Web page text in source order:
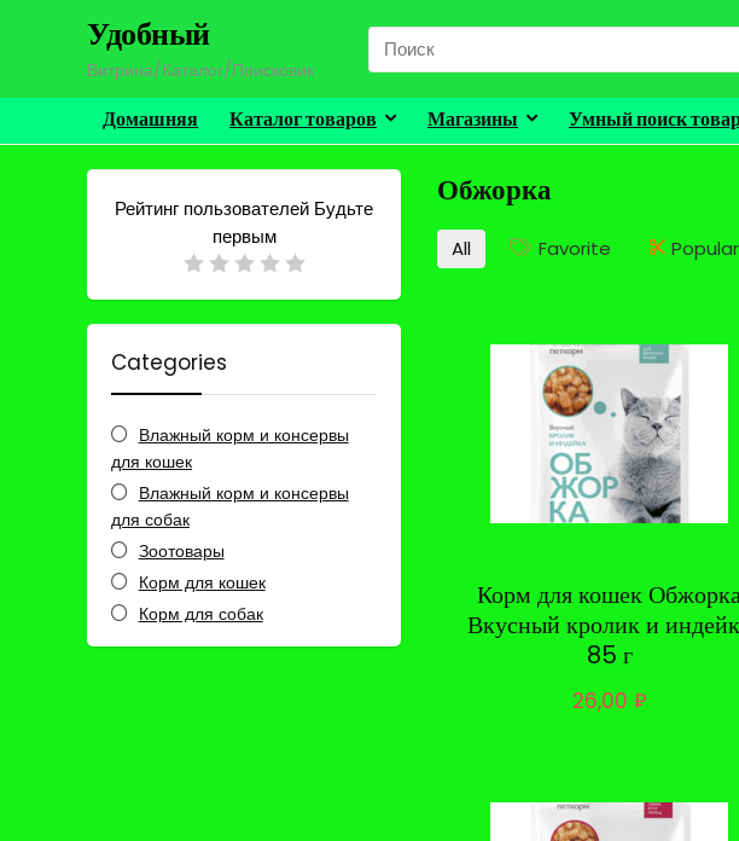
Удобный
Витрина/Каталог/Поисковик
Search
for:
Домашняя Каталог товаров Магазины Умный поиск
Обжорка
Рейтинг пользователей Будьте
первым
Categories
Влажный корм и консервы
для кошек
Влажный корм и консервы
для собак
Зоотовары
Корм для кошек
Корм для собак
Все категории
All Favorite Popular
Корм для кошек
Вкусный кролик и
85 г
26,00 ₽